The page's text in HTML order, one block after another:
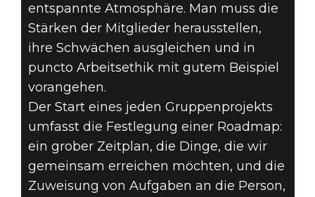
entspannte Atmosphäre. Man muss die
Stärken der Mitglieder herausstellen,
ihre Schwächen ausgleichen und in
puncto Arbeitsethik mit gutem Beispiel
vorangehen.
Der Start eines jeden Gruppenprojekts
umfasst die Festlegung einer Roadmap:
ein grober Zeitplan, die Dinge, die wir
gemeinsam erreichen möchten, und die
Zuweisung von Aufgaben an die Person,